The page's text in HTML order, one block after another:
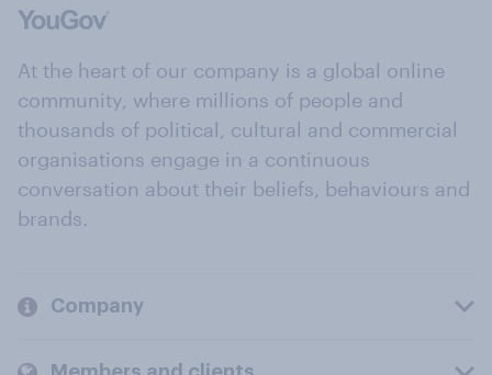
At the heart of our company is a global online
community, where millions of people and
thousands of political, cultural and commercial
organisations engage in a continuous
conversation about their beliefs, behaviours and
brands.
Company